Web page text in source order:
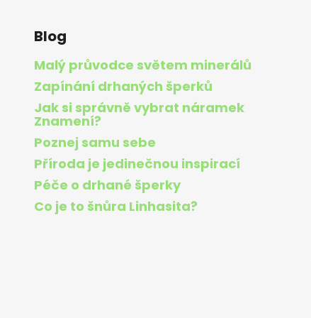
p
r
v
k
y
p
i
u
Blog
Malý průvodce světem minerálů
Zapínání drhaných šperků
Jak si správně vybrat náramek
Znamení?
Poznej samu sebe
Příroda je jedinečnou inspirací
Péče o drhané šperky
Co je to šnůra Linhasita?